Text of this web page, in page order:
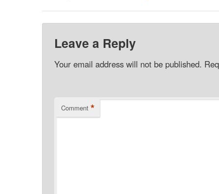
Leave a Reply
Your email address will not be published.
Comment *